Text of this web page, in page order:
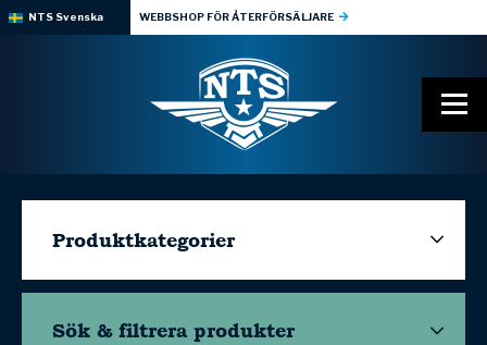
NTS Svenska WEBBSHOP FÖR ÅTERFÖRSÄLJARE
Produktkategorier
Sök & filtrera produkter